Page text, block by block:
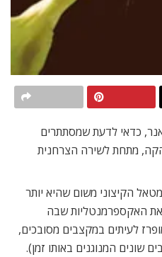
כדאי לדעת שמסתתרים
מתחת לשירה הצרחנית
הקיצוני משום שהיא יותר
האקספרמנטליות שבה
לעיתים במקצבים מסובכים,
שונים המנוגנים באותו זמן).